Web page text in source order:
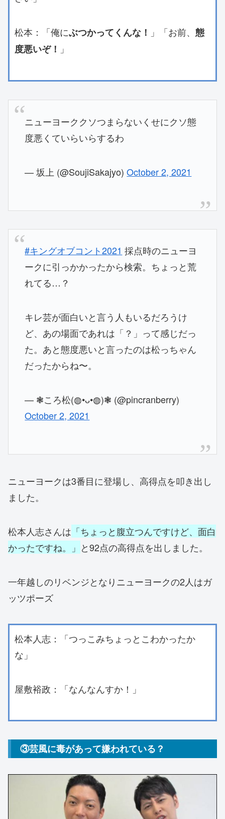
松本：「俺にぶつかってくんな！ 」「お前、 態
度悪いぞ！ 」
ニューヨーククソつまらないくせにクソ態
度悪くていらいらするわ
— 坂上 (@SoujiSakajyo)October 2, 2021
#キングオブコント2021 採点時のニューヨ
ークに引っかかったから検索。ちょっと荒
れてる…？
キレ芸が面白いと言う人もいるだろうけ
ど、あの場面であれは「？」って感じだっ
た。あと態度悪いと言ったのは松っちゃん
だったからね〜。
— ❃ころ松(◍•ᴗ•◍)❃ (@pincranberry)
October 2, 2021
ニューヨークは3番目に登場し、高得点を叩き出し
ました。
松本人志さんは 「ちょっと腹立つんですけど、面白
かったですね。」 と92点の高得点を出しました。
一年越しのリベンジとなりニューヨークの2人はガ
ッツポーズ
松本人志：「つっこみちょっとこわかったか
な」
屋敷裕政：「なんなんすか！」
③芸風に毒があって嫌われている？